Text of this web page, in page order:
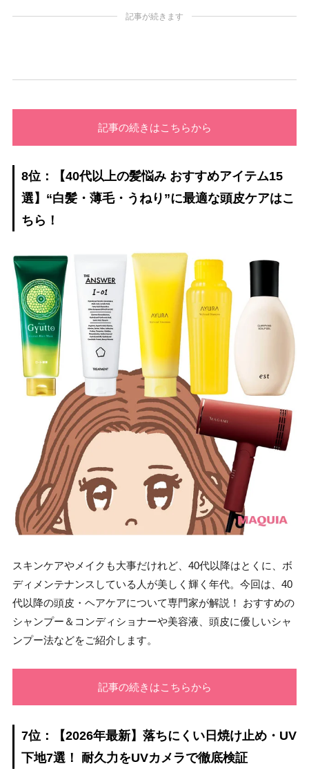
記事が続きます
記事の続きはこちらから
8位：【40代以上の髪悩み おすすめアイテム15
選】“白髪・薄毛・うねり”に最適な頭皮ケアはこ
ちら！
スキンケアやメイクも大事だけれど、40代以降はとくに、ボ
ディメンテナンスしている人が美しく輝く年代。今回は、40
代以降の頭皮・ヘアケアについて専門家が解説！ おすすめの
シャンプー＆コンディショナーや美容液、頭皮に優しいシャ
ンプー法などをご紹介します。
記事の続きはこちらから
7位：【2026年最新】落ちにくい日焼け止め・UV
下地7選！ 耐久力をUVカメラで徹底検証